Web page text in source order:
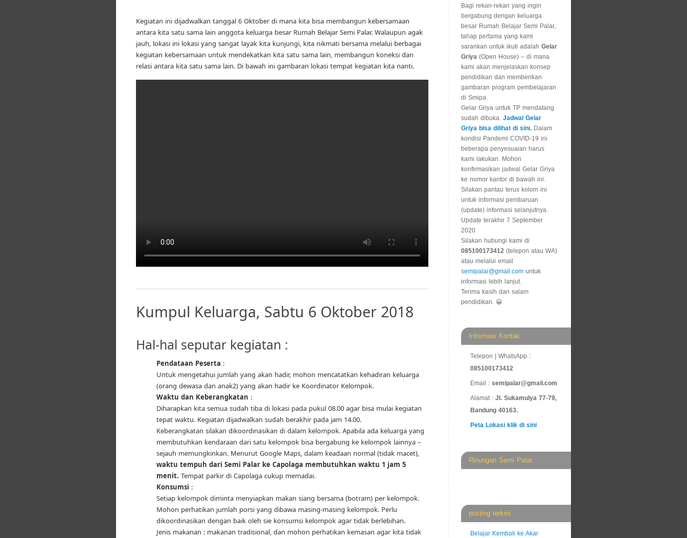
Kegiatan ini dijadwalkan tanggal 6 Oktober di mana kita bisa membangun kebersamaan
antara kita satu sama lain anggota keluarga besar Rumah Belajar Semi Palar. Walaupun agak
jauh, lokasi ini lokasi yang sangat layak kita kunjungi, kita nikmati bersama melalui berbagai
kegiatan kebersamaan untuk mendekatkan kita satu sama lain, membangun koneksi dan
relasi antara kita satu sama lain. Di bawah ini gambaran lokasi tempat kegiatan kita nanti.
Kumpul Keluarga, Sabtu 6 Oktober 2018
Hal-hal seputar kegiatan :
Pendataan Peserta :
Untuk mengetahui jumlah yang akan hadir, mohon mencatatkan kehadiran keluarga
(orang dewasa dan anak2) yang akan hadir ke Koordinator Kelompok.
Waktu dan Keberangkatan :
Diharapkan kita semua sudah tiba di lokasi pada pukul 08.00 agar bisa mulai kegiatan
tepat waktu. Kegiatan dijadwalkan sudah berakhir pada jam 14.00.
Keberangkatan silakan dikoordinasikan di dalam kelompok. Apabila ada keluarga yang
membutuhkan kendaraan dari satu kelompok bisa bergabung ke kelompok lainnya –
sejauh memungkinkan. Menurut Google Maps, dalam keadaan normal (tidak macet),
waktu tempuh dari Semi Palar ke Capolaga membutuhkan waktu 1 jam 5
menit. Tempat parkir di Capolaga cukup memadai.
Konsumsi :
Setiap kelompok diminta menyiapkan makan siang bersama (botram) per kelompok.
Mohon perhatikan jumlah porsi yang dibawa masing-masing kelompok. Perlu
dikoordinasikan dengan baik oleh sie konsumsi kelompok agar tidak berlebihan.
Jenis makanan : makanan tradisional, dan mohon perhatikan kemasan agar kita tidak
Bagi rekan-rekan yang ingin
bergabung dengan keluarga
besar Rumah Belajar Semi Palar,
tahap pertama yang kami
sarankan untuk ikuti adalah Gelar
Griya (Open House) – di mana
kami akan menjelaskan konsep
pendidikan dan memberikan
gambaran program pembelajaran
di Smipa.
Gelar Griya untuk TP mendatang
sudah dibuka. Jadwal Gelar
Griya bisa dilihat di sini. Dalam
kondisi Pandemi COVID-19 ini
beberapa penyesuaian harus
kami lakukan. Mohon
konfirmasikan jadwal Gelar Griya
ke nomor kantor di bawah ini.
Silakan pantau terus kolom ini
untuk informasi pembaruan
(update) informasi selanjutnya.
Update terakhir 7 September
2020
Silakan hubungi kami di
085100173412 (telepon atau WA)
atau melalui email
semipalar@gmail.com untuk
informasi lebih lanjut.
Terima kasih dan salam
pendidikan. 😀
Informasi Kontak
Telepon | WhatsApp :
085100173412
Email : semipalar@gmail.com
Alamat : Jl. Sukamulya 77-79,
Bandung 40163.
Peta Lokasi klik di sini
Ririungan Semi Palar
posting terkini
Belajar Kembali ke Akar